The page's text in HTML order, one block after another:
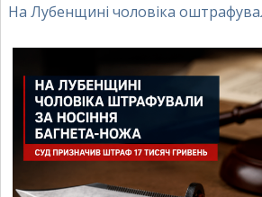
На Лубенщині чоловіка